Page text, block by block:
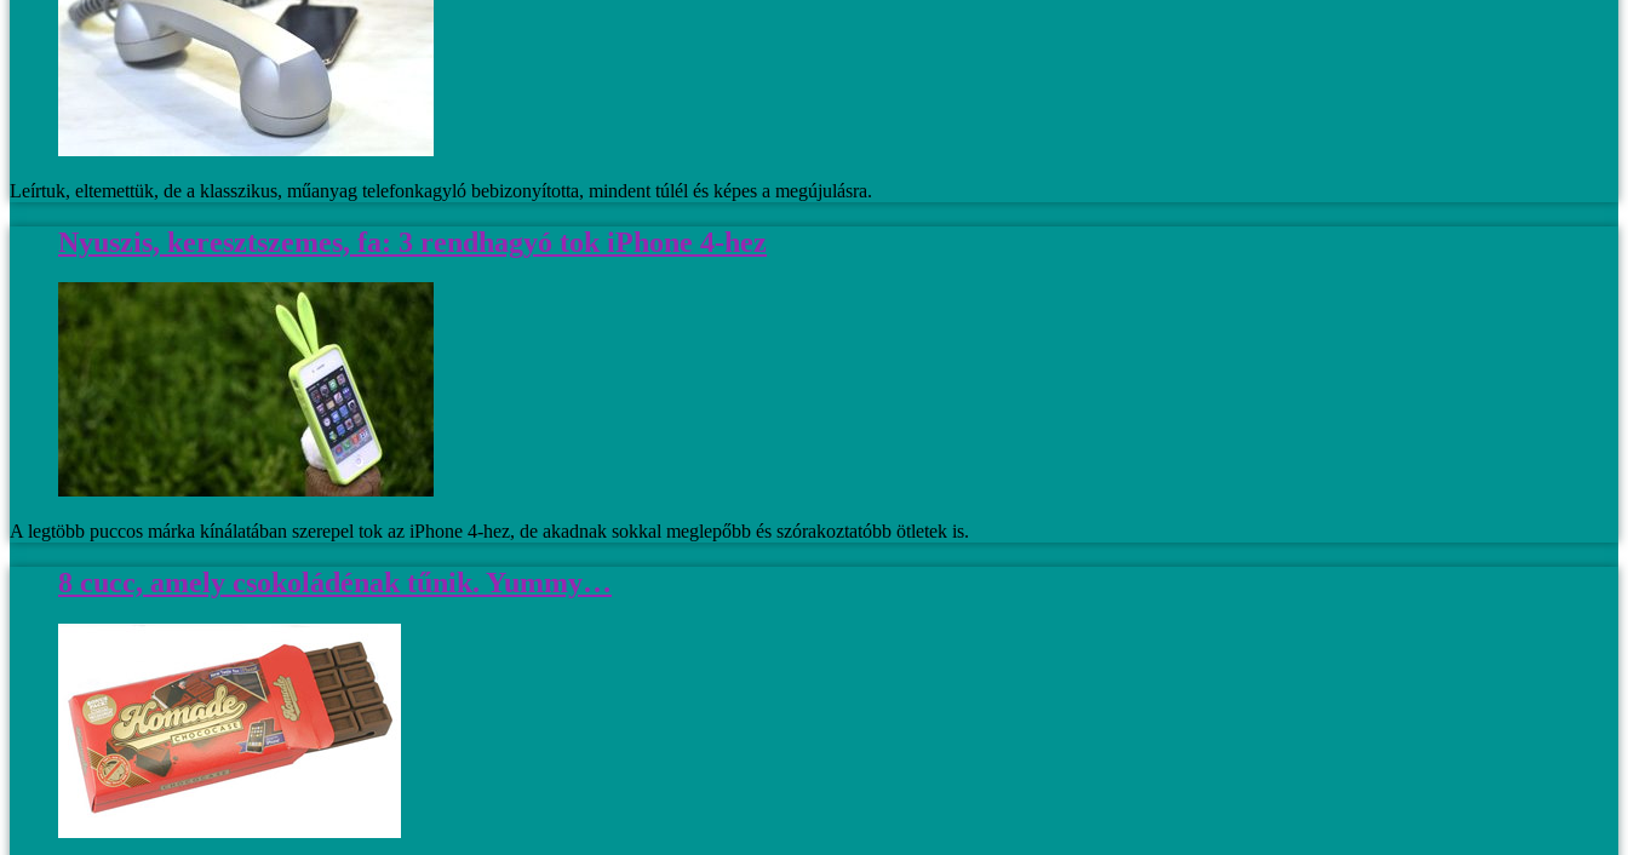
Leírtuk, eltemettük, de a klasszikus, műanyag telefonkagyló bebizonyította, mindent túlél és képes a megújulásra.
Nyuszis, keresztszemes, fa: 3 rendhagyó tok iPhone 4-hez
A legtöbb puccos márka kínálatában szerepel tok az iPhone 4-hez, de akadnak sokkal meglepőbb és szórakoztatóbb ötletek is.
8 cucc, amely csokoládénak tűnik. Yummy…